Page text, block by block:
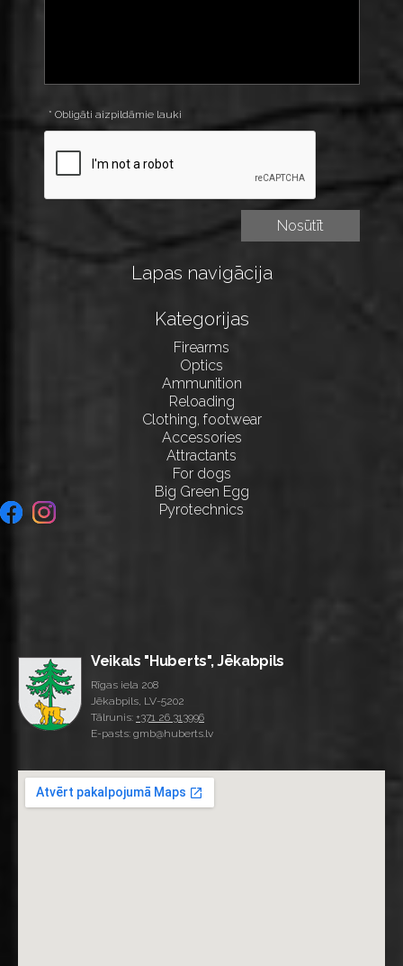
* Obligāti aizpildāmie lauki
Lapas navigācija
Kategorijas
Firearms
Optics
Ammunition
Reloading
Clothing, footwear
Accessories
Attractants
For dogs
Big Green Egg
Pyrotechnics
Veikals "Huberts", Jēkabpils
Rīgas iela 208
Jēkabpils, LV-5202
Tālrunis: +371 26 313996
E-pasts: gmb@huberts.lv